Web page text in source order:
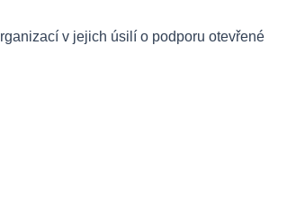
v jejich úsilí o podporu otevřené